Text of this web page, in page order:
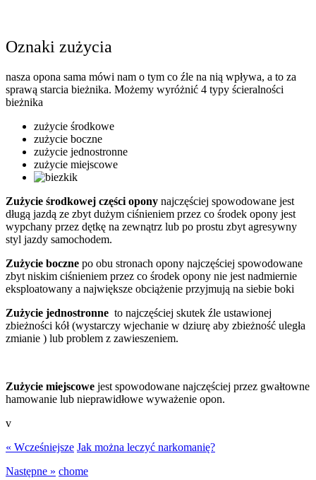
Oznaki zużycia
nasza opona sama mówi nam o tym co źle na nią wpływa, a to za
sprawą starcia bieżnika. Możemy wyróżnić 4 typy ścieralności
bieżnika
zużycie środkowe
zużycie boczne
zużycie jednostronne
zużycie miejscowe
Zużycie środkowej części opony najczęściej spowodowane jest
długą jazdą ze zbyt dużym ciśnieniem przez co środek opony jest
wypchany przez dętkę na zewnątrz lub po prostu zbyt agresywny
styl jazdy samochodem.
Zużycie boczne po obu stronach opony najczęściej spowodowane
zbyt niskim ciśnieniem przez co środek opony nie jest nadmiernie
eksploatowany a największe obciążenie przyjmują na siebie boki
Zużycie jednostronne to najczęściej skutek źle ustawionej
zbieżności kół (wystarczy wjechanie w dziurę aby zbieżność uległa
zmianie ) lub problem z zawieszeniem.
Zużycie miejscowe jest spowodowane najczęściej przez gwałtowne
hamowanie lub nieprawidłowe wyważenie opon.
v
« Wcześniejsze Jak można leczyć narkomanię?
Następne » chome